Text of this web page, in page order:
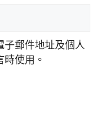
子郵件地址及個人
使用。